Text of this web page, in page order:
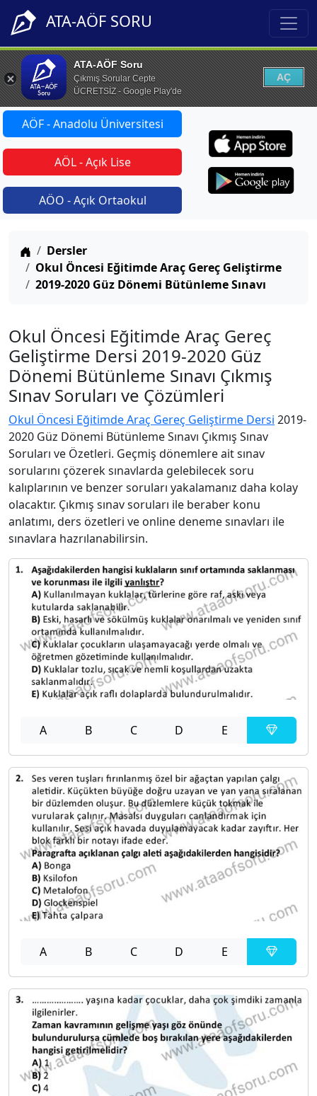
ATA-AÖF SORU
ATA-AÖF Soru
Çıkmış Sorular Cepte
ÜCRETSİZ - Google Play'de
AÇ
AÖF - Anadolu Üniversitesi
AÖL - Açık Lise
AÖO - Açık Ortaokul
Anasayfa
Dersler
Okul Öncesi Eğitimde Araç Gereç Geliştirme
2019-2020 Güz Dönemi Bütünleme Sınavı
Okul Öncesi Eğitimde Araç Gereç
Geliştirme Dersi 2019-2020 Güz
Dönemi Bütünleme Sınavı Çıkmış
Sınav Soruları ve Çözümleri
Okul Öncesi Eğitimde Araç Gereç Geliştirme Dersi 2019-
2020 Güz Dönemi Bütünleme Sınavı Çıkmış Sınav
Soruları ve Özetleri. Geçmiş dönemlere ait sınav
sorularını çözerek sınavlarda gelebilecek soru
kalıplarının ve benzer soruları yakalamanız daha kolay
olacaktır. Çıkmış sınav soruları ile beraber konu
anlatımı, ders özetleri ve online deneme sınavları ile
sınavlara hazrılanabilirsin.
A B C D E
A B C D E